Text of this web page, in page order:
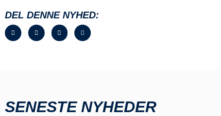
DEL DENNE NYHED:
SENESTE NYHEDER